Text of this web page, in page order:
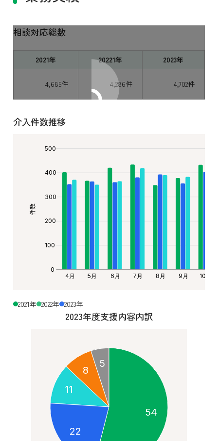
スワイプ
相談対応総数
2021年 20221年 2023年
4,685件 4,286件 4,702件
介入件数推移
4月 5月 6月 7月 8月 9月 10月
0
100
200
300
400
500
件数
2021年 2022年 2023年
2023年度支援内容内訳
5
8
11
22
54